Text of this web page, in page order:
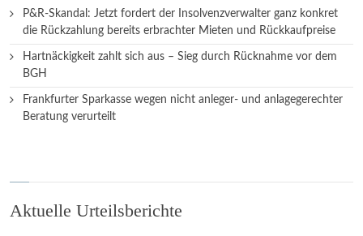
P&R-Skandal: Jetzt fordert der Insolvenzverwalter ganz konkret
die Rückzahlung bereits erbrachter Mieten und Rückkaufpreise
Hartnäckigkeit zahlt sich aus – Sieg durch Rücknahme vor dem
BGH
Frankfurter Sparkasse wegen nicht anleger- und anlagegerechter
Beratung verurteilt
Aktuelle Urteilsberichte